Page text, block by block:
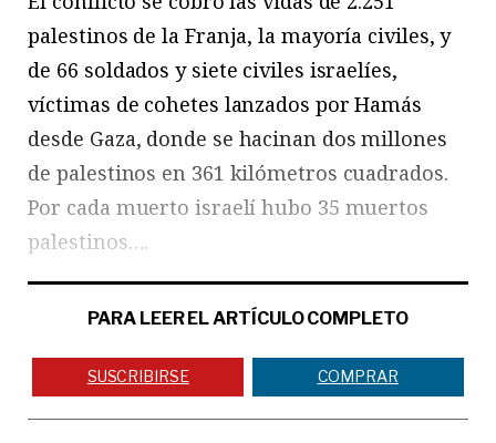
palestinos de la Franja, la mayoría civiles, y
de 66 soldados y siete civiles israelíes,
víctimas de cohetes lanzados por Hamás
desde Gaza, donde se hacinan dos millones
de palestinos en 361 kilómetros cuadrados.
Por cada muerto israelí hubo 35 muertos
palestinos….
PARA LEER EL ARTÍCULO COMPLETO
SUSCRIBIRSE COMPRAR